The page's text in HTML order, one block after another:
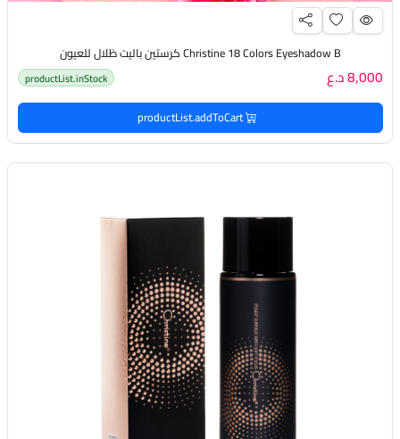
Christine 18 Colors Eyeshadow B كرستين باليت ظلال للعيون
8,000 د.ع productList.inStock
productList.addToCart